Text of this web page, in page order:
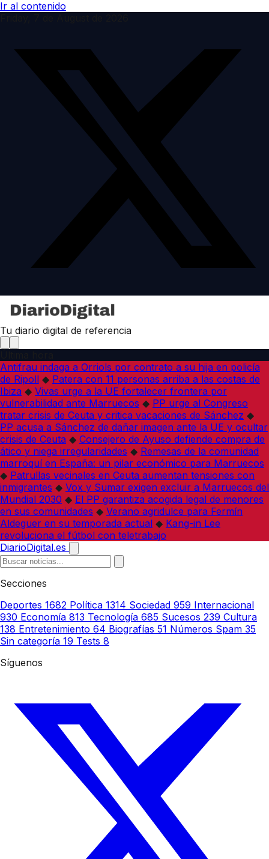
Ir al contenido
Tu diario digital de referencia
Antifrau indaga a Orriols por contrato a su hija en policía
de Ripoll ◆ Patera con 11 personas arriba a las costas de
Ibiza ◆ Vivas urge a la UE fortalecer frontera por
vulnerabilidad ante Marruecos ◆ PP urge al Congreso
tratar crisis de Ceuta y critica vacaciones de Sánchez ◆
PP acusa a Sánchez de dañar imagen ante la UE y ocultar
crisis de Ceuta ◆ Consejero de Ayuso defiende compra de
ático y niega irregularidades ◆ Remesas de la comunidad
marroquí en España: un pilar económico para Marruecos
◆ Patrullas vecinales en Ceuta aumentan tensiones con
inmigrantes ◆ Vox y Sumar exigen excluir a Marruecos del
Mundial 2030 ◆ El PP garantiza acogida legal de menores
en sus comunidades ◆ Verano agridulce para Fermín
Aldeguer en su temporada actual ◆ Kang-in Lee
revoluciona el fútbol con teletrabajo
DiarioDigital.es
Secciones
Deportes 1682 Política 1314 Sociedad 959 Internacional
930 Economía 813 Tecnología 685 Sucesos 239 Cultura
138 Entretenimiento 64 Biografías 51 Números Spam 35
Sin categoría 19 Tests 8
Síguenos